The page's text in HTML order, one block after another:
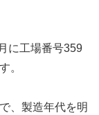
に工場番号359
。
、製造年代を明